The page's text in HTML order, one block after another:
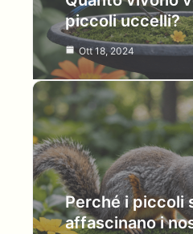
piccoli uccelli?
Ott 18, 2024
Perché i piccoli
affascinano i